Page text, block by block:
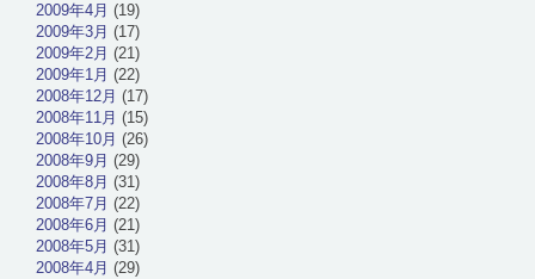
2009年4月 (19)
2009年3月 (17)
2009年2月 (21)
2009年1月 (22)
2008年12月 (17)
2008年11月 (15)
2008年10月 (26)
2008年9月 (29)
2008年8月 (31)
2008年7月 (22)
2008年6月 (21)
2008年5月 (31)
2008年4月 (29)